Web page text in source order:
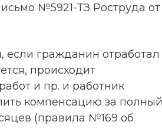
№5921-ТЗ Роструда от
если гражданин отработал
происходит
и пр. и работник
компенсацию за полный
(правила №169 об